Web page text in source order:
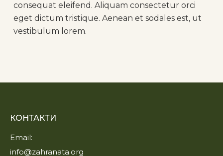
consequat eleifend. Aliquam consectetur orci
eget dictum tristique. Aenean et sodales est, ut
vestibulum lorem.
КОНТАКТИ
Email:
info@zahranata.org